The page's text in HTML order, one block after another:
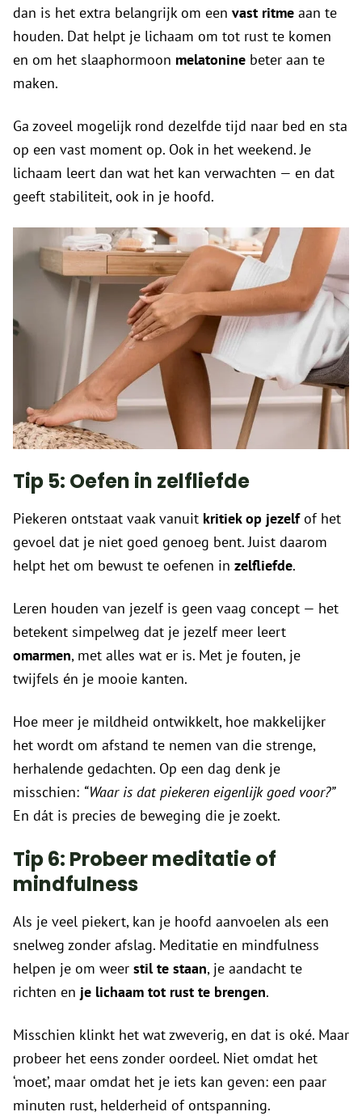
dan is het extra belangrijk om een vast ritme aan te
houden. Dat helpt je lichaam om tot rust te komen
en om het slaaphormoon melatonine beter aan te
maken.
Ga zoveel mogelijk rond dezelfde tijd naar bed en sta
op een vast moment op. Ook in het weekend. Je
lichaam leert dan wat het kan verwachten — en dat
geeft stabiliteit, ook in je hoofd.
Tip 5: Oefen in zelfliefde
Piekeren ontstaat vaak vanuit kritiek op jezelfof het
gevoel dat je niet goed genoeg bent. Juist daarom
helpt het om bewust te oefenen in zelfliefde.
Leren houden van jezelf is geen vaag concept — het
betekent simpelweg dat je jezelf meer leert
omarmen, met alles wat er is. Met je fouten, je
twijfels én je mooie kanten.
Hoe meer je mildheid ontwikkelt, hoe makkelijker
het wordt om afstand te nemen van die strenge,
herhalende gedachten. Op een dag denk je
misschien: “Waar is dat piekeren eigenlijk goed voor?”
En dát is precies de beweging die je zoekt.
Tip 6: Probeer meditatie of
mindfulness
Als je veel piekert, kan je hoofd aanvoelen als een
snelweg zonder afslag. Meditatie en mindfulness
helpen je om weer stil te staan, je aandacht te
richten en je lichaam tot rust te brengen.
Misschien klinkt het wat zweverig, en dat is oké. Maar
probeer het eens zonder oordeel. Niet omdat het
‘moet’, maar omdat het je iets kan geven: een paar
minuten rust, helderheid of ontspanning.